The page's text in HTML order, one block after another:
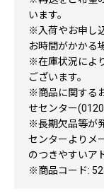
います。
※入荷やお申し
お時間がかかる
※在庫状況によ
ございます。
※商品に関する
せセンター
※長期欠品等が
センターよりメ
のつきやすいア
※商品コード: